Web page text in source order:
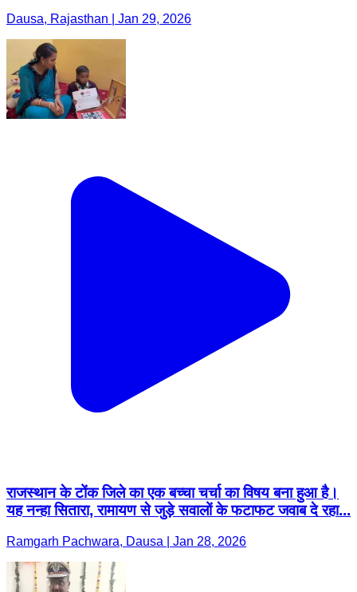
Dausa, Rajasthan | Jan 29, 2026
राजस्थान के टोंक जिले का एक बच्चा चर्चा का विषय बना हुआ है।
यह नन्हा सितारा, रामायण से जुड़े सवालों के फटाफट जवाब दे रहा...
Ramgarh Pachwara, Dausa | Jan 28, 2026